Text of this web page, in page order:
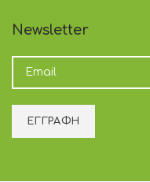
Newsletter